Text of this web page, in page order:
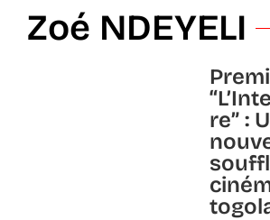
Zoé NDEYELI
re” :